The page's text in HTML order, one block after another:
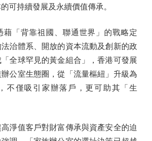
可持續發展及永續價值傳承。
「背靠祖國、聯通世界」的戰略定
治體系、開放的資本流動及創新的政
全球罕見的黃金組合」，香港可發展
公室生態圈，從「流量樞紐」升級為
不僅吸引家辦落戶，更可助其「生
值客戶對財富傳承與資產安全的迫